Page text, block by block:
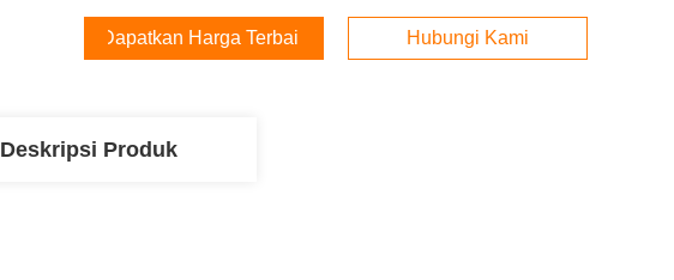
Dapatkan Harga Terbaik Hubungi Kami
Deskripsi Produk